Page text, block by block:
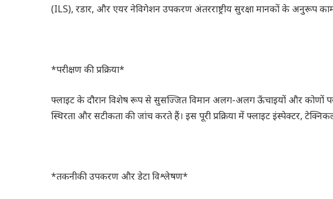
(ILS), रडार, और एयर नेविगेशन उपकरण अंतरराष्ट्रीय सुरक्षा मानकों के अनुरूप
*परीक्षण की प्रक्रिया*
फ्लाइट के दौरान विशेष रूप से सुसज्जित विमान अलग-अलग ऊँचाइयों और कोणों पर
स्थिरता और सटीकता की जांच करते हैं। इस पूरी प्रक्रिया में फ्लाइट इंस्पेक्टर,
*तकनीकी उपकरण और डेटा विश्लेषण*